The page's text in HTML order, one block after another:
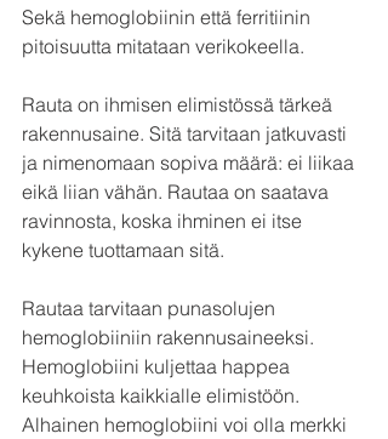
Sekä hemoglobiinin että ferritiinin
pitoisuutta mitataan verikokeella.
Rauta on ihmisen elimistössä tärkeä
rakennusaine. Sitä tarvitaan jatkuvasti
ja nimenomaan sopiva määrä: ei liikaa
eikä liian vähän. Rautaa on saatava
ravinnosta, koska ihminen ei itse
kykene tuottamaan sitä.
Rautaa tarvitaan punasolujen
hemoglobiiniin rakennusaineeksi.
Hemoglobiini kuljettaa happea
keuhkoista kaikkialle elimistöön.
Alhainen hemoglobiini voi olla merkki